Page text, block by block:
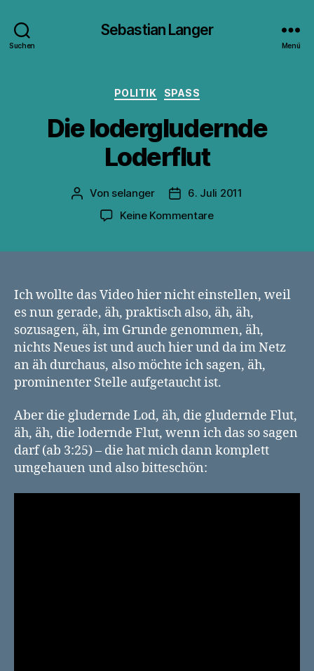
Suchen
Sebastian Langer
Menü
Kategorien
POLITIK SPASS
Die lodergludernde
Loderflut
Beitragsautor
Von selanger Veröffentlichungsdatum
6. Juli 2011
Keine Kommentarezu
Ich wollte das Video hier nicht einstellen, weil
es nun gerade, äh, praktisch also, äh, äh,
sozusagen, äh, im Grunde genommen, äh,
nichts Neues ist und auch hier und da im Netz
an äh durchaus, also möchte ich sagen, äh,
prominenter Stelle aufgetaucht ist.
Aber die gludernde Lod, äh, die gludernde Flut,
äh, äh, die lodernde Flut, wenn ich das so sagen
darf (ab 3:25) – die hat mich dann komplett
umgehauen und also bitteschön: